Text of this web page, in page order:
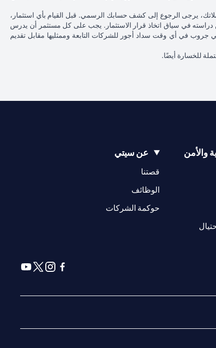
يرجى الرجوع إلى كشف حسابك الرسمي. قبل القيام بأي استثمار،
في سياق اتخاذ قرار الاستثمار. يجب على كل مستثمر أن يدرس
جروب في أي وقت سداد أجور للشركات التابعة وممثليها مقابل تقديم
للخسارة أيضًا.
والأمن عن سيتي
قصتنا
(opens in a new tab)
الوظائف
(opens in a new tab)
حوكمة الشركات
(opens in a new tab)